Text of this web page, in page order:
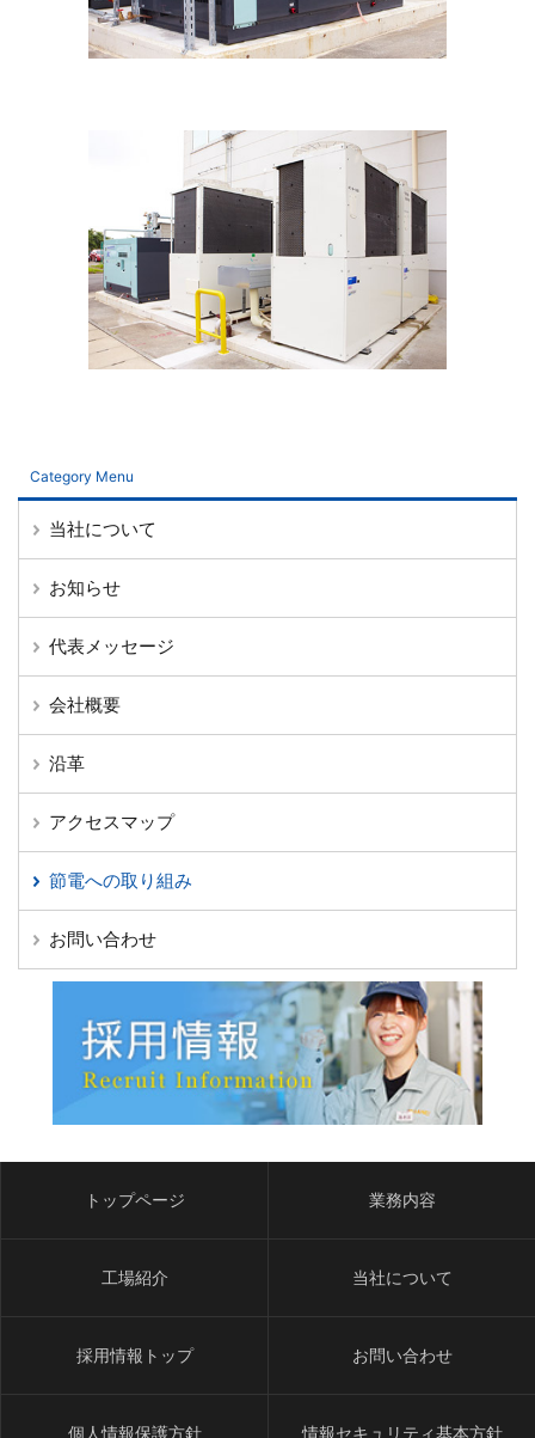
Category Menu
当社について
お知らせ
代表メッセージ
会社概要
沿革
アクセスマップ
節電への取り組み
お問い合わせ
トップページ 業務内容
工場紹介 当社について
採用情報トップ お問い合わせ
個人情報保護方針 情報セキュリティ基本方針